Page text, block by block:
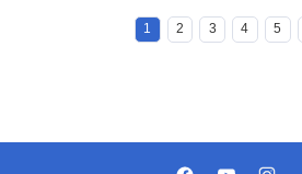
1 2 3 4 5